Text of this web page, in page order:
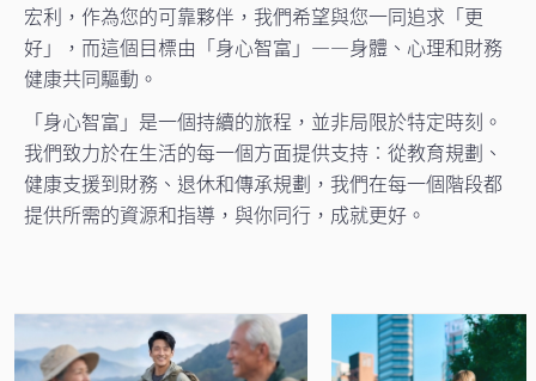
宏利，作為您的可靠夥伴，我們希望與您一同追求「更
好」，而這個目標由「身心智富」——身體、心理和財務
健康共同驅動。
「身心智富」是一個持續的旅程，並非局限於特定時刻。
我們致力於在生活的每一個方面提供支持︰從教育規劃、
健康支援到財務、退休和傳承規劃，我們在每一個階段都
提供所需的資源和指導，與你同行，成就更好。